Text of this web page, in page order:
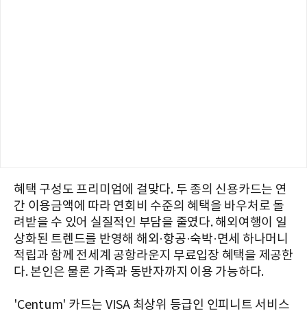
혜택 구성도 프리미엄에 걸맞다. 두 종의 신용카드는 연
간 이용금액에 따라 연회비 수준의 혜택을 바우처로 돌
려받을 수 있어 실질적인 부담을 줄였다. 해외여행이 일
상화된 트렌드를 반영해 해외·항공·숙박·면세 하나머니
적립과 함께 전세계 공항라운지 무료입장 혜택을 제공한
다. 본인은 물론 가족과 동반자까지 이용 가능하다.
'Centum' 카드는 VISA 최상위 등급인 인피니트 서비스